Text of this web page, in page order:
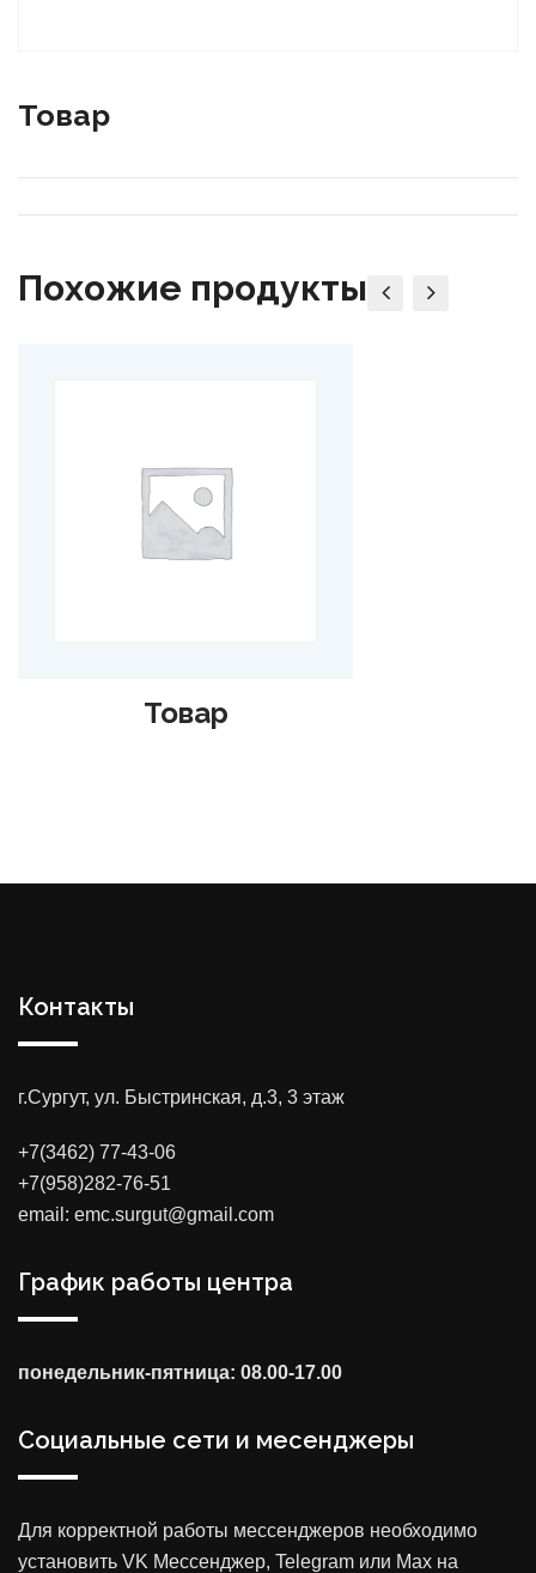
Товар
Похожие продукты
Товар
Контакты
г.Сургут, ул. Быстринская, д.3, 3 этаж
+7(3462) 77-43-06
+7(958)282-76-51
email: emc.surgut@gmail.com
График работы центра
понедельник-пятница: 08.00-17.00
Социальные сети и месенджеры
Для корректной работы мессенджеров необходимо
установить VK Мессенджер, Telegram или Max на